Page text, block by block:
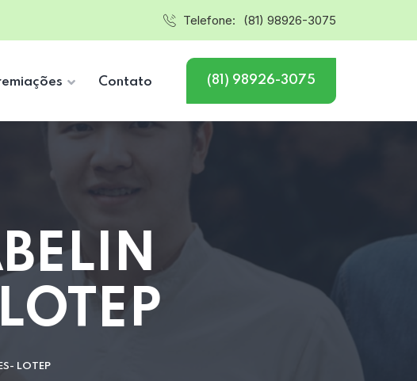
Telefone: (81) 98926-3075
Contato (81) 98926-3075
LOTEP